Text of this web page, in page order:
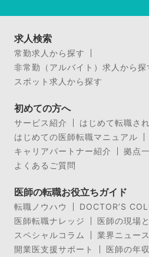
求人検索
常勤求人から探す
非常勤（アルバイト）求人から探
スポット求人から探す
初めての方へ
サービス紹介
はじめて転職さ
はじめての医師転職マニュアル
キャリアパートナー紹介
拠点
よくあるご質問
医師の転職お役立ちガイド
転職ノウハウ
DOCTOR’S
医師転職ナレッジ
医師の現場
スペシャルコラム
業界ニュース
開業医支援サポート
医師の年